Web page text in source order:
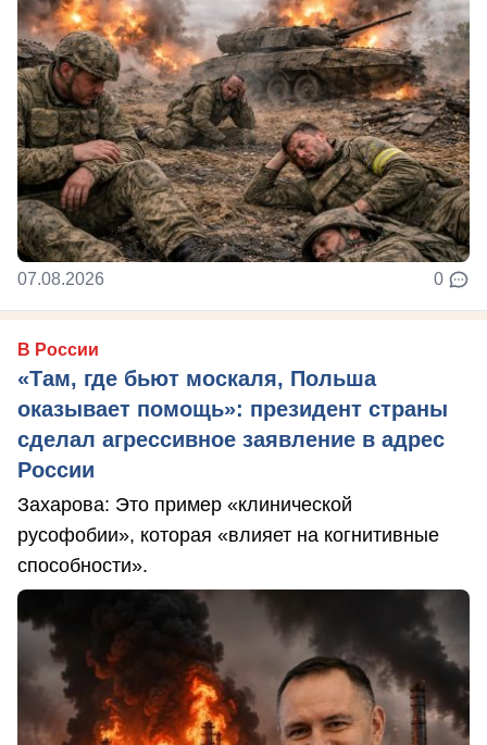
07.08.2026 0
В России
«Там, где бьют москаля, Польша
оказывает помощь»: президент страны
сделал агрессивное заявление в адрес
России
Захарова: Это пример «клинической
русофобии», которая «влияет на когнитивные
способности».